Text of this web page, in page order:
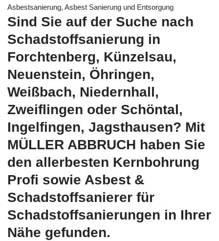
Asbestsanierung, Asbest Sanierung und Entsorgung
Sind Sie auf der Suche nach
Schadstoffsanierung in
Forchtenberg, Künzelsau,
Neuenstein, Öhringen,
Weißbach, Niedernhall,
Zweiflingen oder Schöntal,
Ingelfingen, Jagsthausen? Mit
MÜLLER ABBRUCH haben Sie
den allerbesten Kernbohrung
Profi sowie Asbest &
Schadstoffsanierer für
Schadstoffsanierungen in Ihrer
Nähe gefunden.